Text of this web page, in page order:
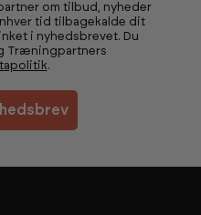
om tilbud, nyheder
tid tilbagekalde dit
i nyhedsbrevet. Du
Træningpartners
.